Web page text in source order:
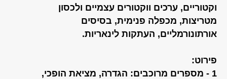
וקטוריים, ערכים ווקטורים עצמיים ולכסון
מטריצות, מכפלה פנימית, בסיסים
אורתונורמליים, העתקות לינאריות.
פירוט:
1 - מספרים מרוכבים: הגדרה, מציאת הופכי,